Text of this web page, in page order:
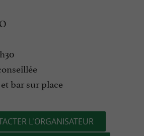
bar sur place
L'ORGANISATEUR